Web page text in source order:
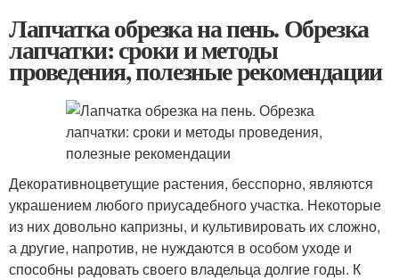
Лапчатка обрезка на пень. Обрезка
лапчатки: сроки и методы
проведения, полезные рекомендации
Декоративноцветущие растения, бесспорно, являются
украшением любого приусадебного участка. Некоторые
из них довольно капризны, и культивировать их сложно,
а другие, напротив, не нуждаются в особом уходе и
способны радовать своего владельца долгие годы. К